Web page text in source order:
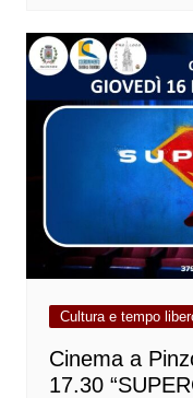
Cultura e tempo
Cinema a
17.30